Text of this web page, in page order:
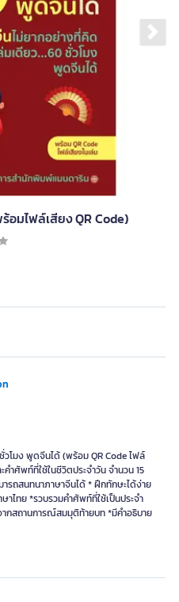
มไฟล์เสียง QR Code)
วโมง พูดจีนได้ (พร้อม QR Code ไฟล์
ำศัพท์ที่ใช้ในชีวิตประจำวัน จำนวน 15
ารถสนทนาภาษาจีนได้ * ฝึกทักษะได้ง่าย
ไทย *รวบรวมคำศัพท์ที่ใช้เป็นประจำ
กสถานการณ์สมมุติท้ายบท *มีคำอธิบาย